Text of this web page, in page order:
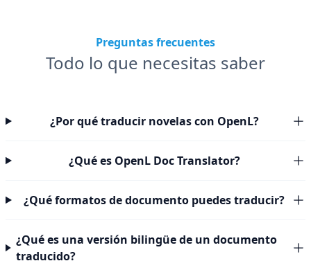
Preguntas frecuentes
Todo lo que necesitas saber
¿Por qué traducir novelas con OpenL?
¿Qué es OpenL Doc Translator?
¿Qué formatos de documento puedes traducir?
¿Qué es una versión bilingüe de un documento
traducido?